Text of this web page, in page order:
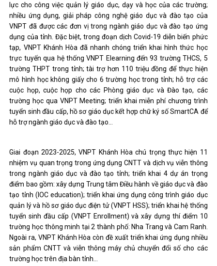
lực cho công việc quản lý giáo dục, dạy và học của các trường;
nhiều ứng dụng, giải pháp công nghệ giáo dục và đào tạo của
VNPT đã được các đơn vị trong ngành giáo dục và đào tạo ứng
dụng của tỉnh. Đặc biệt, trong đoạn dịch Covid-19 diễn biến phức
tạp, VNPT Khánh Hòa đã nhanh chóng triển khai hình thức học
trực tuyến qua hệ thống VNPT Elearning đến 93 trường THCS, 5
trường THPT trong tỉnh; tài trợ hơn 110 triệu đồng để thực hiện
mô hình học không giấy cho 6 trường học trong tỉnh; hỗ trợ các
cuộc họp, cuộc họp cho các Phòng giáo dục và Đào tạo, các
trường học qua VNPT Meeting; triển khai miễn phí chương trình
tuyển sinh đầu cấp, hồ sơ giáo dục kết hợp chữ ký số SmartCA để
hỗ trợ ngành giáo dục và đào tạo…
Giai đoạn 2023-2025, VNPT Khánh Hòa chú trọng thực hiện 11
nhiệm vụ quan trọng trong ứng dụng CNTT và dịch vụ viễn thông
trong ngành giáo dục và đào tạo tỉnh; triển khai 4 dự án trọng
điểm bao gồm: xây dựng Trung tâm Điều hành về giáo dục và đào
tạo tỉnh (IOC education); triển khai ứng dụng công trình giáo dục
quản lý và hồ sơ giáo dục điện tử (VNPT HSS); triển khai hệ thống
tuyển sinh đầu cấp (VNPT Enrollment) và xây dựng thí điểm 10
trường học thông minh tại 2 thành phố: Nha Trang và Cam Ranh.
Ngoài ra, VNPT Khánh Hòa còn đề xuất triển khai ứng dụng nhiều
sản phẩm CNTT và viễn thông máy chủ chuyển đổi số cho các
trường học trên địa bàn tỉnh…